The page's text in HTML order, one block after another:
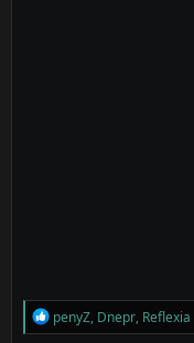
Р
е
penyZ, Dnepr, Reflexia